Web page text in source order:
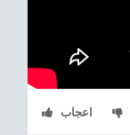
اعجاب